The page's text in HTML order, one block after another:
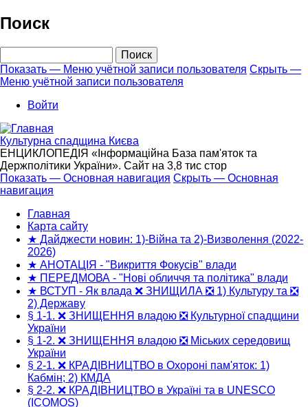
Перейти
к
основному
Поиск
Меню
учётной
записи
пользователя
Показать — Меню учётной записи пользователя Скрыть —
Меню учётной записи пользователя
Войти
Культурна спадщина Києва
ЕНЦИКЛОПЕДІЯ «Інформаційна База пам'яток та
Держполітики України». Сайт на 3,8 тис стор
Основная
навигация
Показать — Основная навигация Скрыть — Основная
навигация
Главная
Карта сайту
★ Дайджести новин: 1)-Війна та 2)-Визволення (2022-
2026)
★ АНОТАЦІЯ - "Викриття Фокусів" влади
★ ПЕРЕДМОВА - "Нові обличчя та політика" влади
★ ВСТУП - Як влада ❌ ЗНИЩИЛА ❎ 1) Культуру та ❎
2) Державу
§ 1-1. ❌ ЗНИЩЕННЯ владою ❎ Культурної спадщини
України
§ 1-2. ❌ ЗНИЩЕННЯ владою ❎ Міських середовищ
України
§ 2-1. ❌ КРАДІВНИЦТВО в Охороні пам'яток: 1)
Кабмін; 2) КМДА
§ 2-2. ❌ КРАДІВНИЦТВО в Україні та в UNESCO
(ICOMOS)